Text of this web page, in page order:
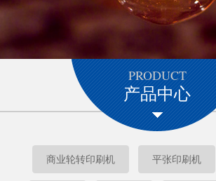
PRODUCT
产品中心
商业轮转印刷机 平张印刷机